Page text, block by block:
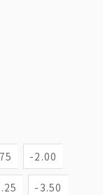
-2.00
-3.50